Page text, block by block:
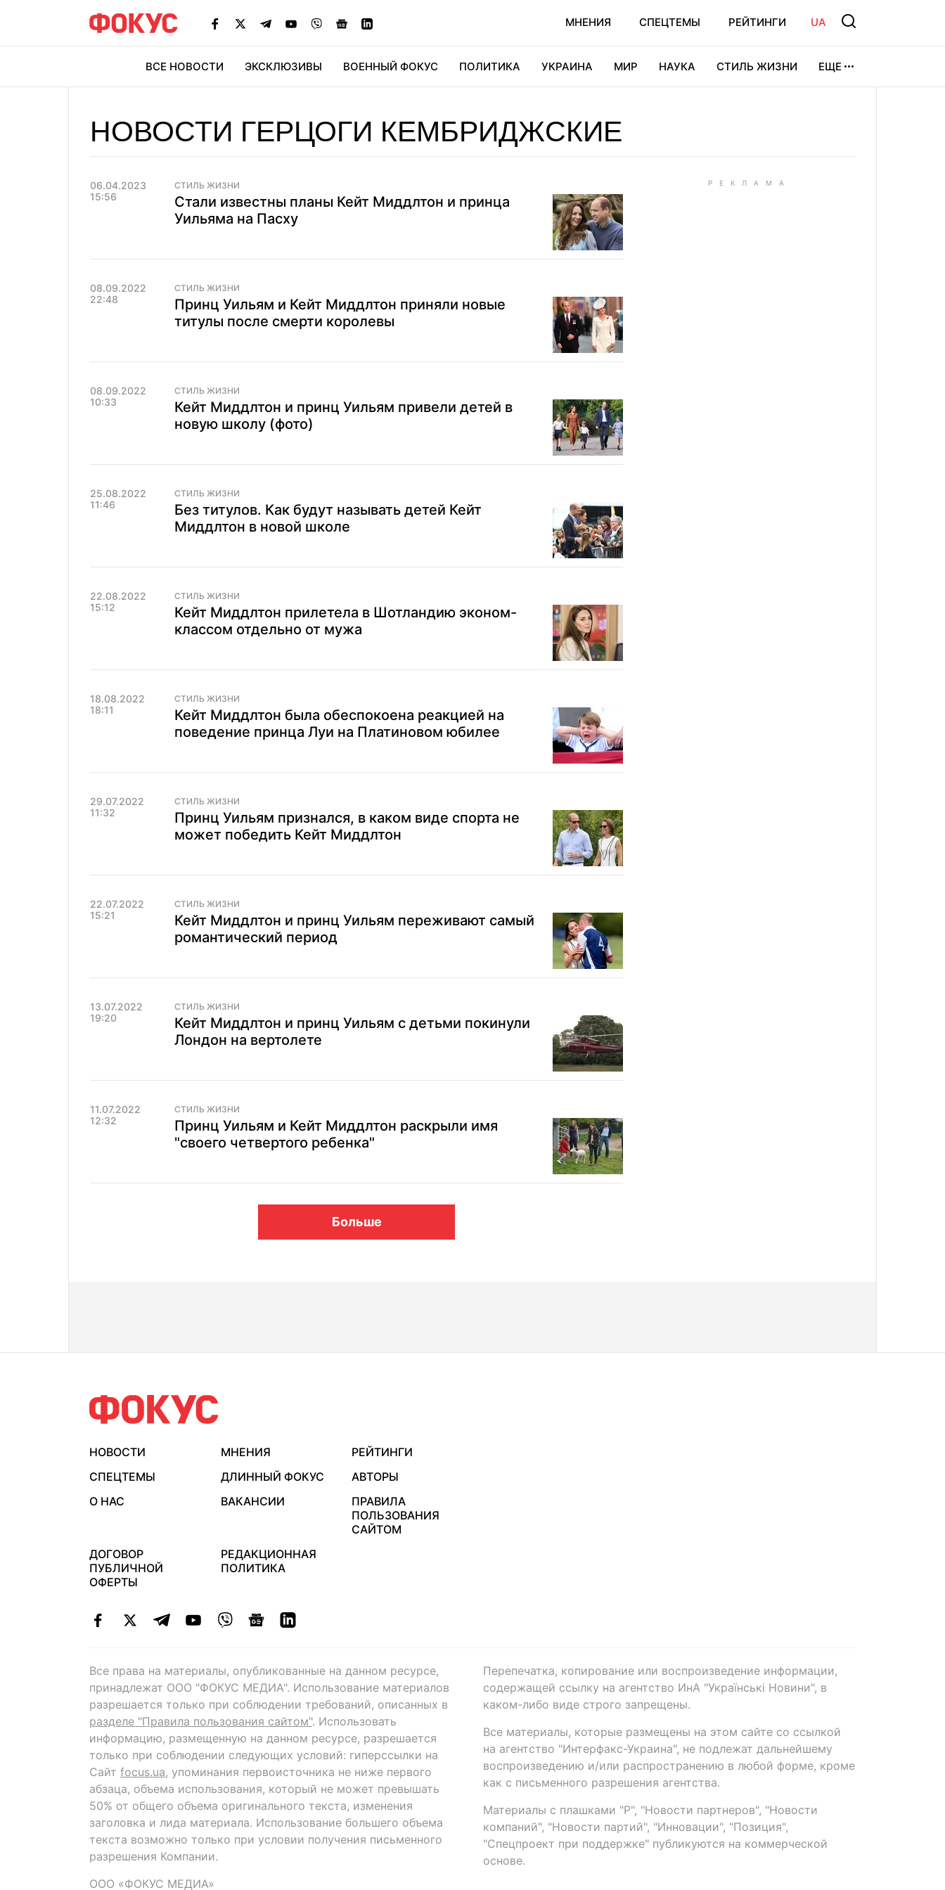
МНЕНИЯ СПЕЦТЕМЫ РЕЙТИНГИ UA
ВСЕ НОВОСТИ ЭКСКЛЮЗИВЫ ВОЕННЫЙ ФОКУС ПОЛИТИКА УКРАИНА МИР НАУКА СТИЛЬ ЖИЗНИ ЕЩЕ
НОВОСТИ ГЕРЦОГИ КЕМБРИДЖСКИЕ
06.04.2023
15:56
СТИЛЬ ЖИЗНИ
Стали известны планы Кейт Миддлтон и принца
Уильяма на Пасху
08.09.2022
22:48
СТИЛЬ ЖИЗНИ
Принц Уильям и Кейт Миддлтон приняли новые
титулы после смерти королевы
08.09.2022
10:33
СТИЛЬ ЖИЗНИ
Кейт Миддлтон и принц Уильям привели детей в
новую школу (фото)
25.08.2022
11:46
СТИЛЬ ЖИЗНИ
Без титулов. Как будут называть детей Кейт
Миддлтон в новой школе
22.08.2022
15:12
СТИЛЬ ЖИЗНИ
Кейт Миддлтон прилетела в Шотландию эконом-
классом отдельно от мужа
18.08.2022
18:11
СТИЛЬ ЖИЗНИ
Кейт Миддлтон была обеспокоена реакцией на
поведение принца Луи на Платиновом юбилее
29.07.2022
11:32
СТИЛЬ ЖИЗНИ
Принц Уильям признался, в каком виде спорта не
может победить Кейт Миддлтон
22.07.2022
15:21
СТИЛЬ ЖИЗНИ
Кейт Миддлтон и принц Уильям переживают самый
романтический период
13.07.2022
19:20
СТИЛЬ ЖИЗНИ
Кейт Миддлтон и принц Уильям с детьми покинули
Лондон на вертолете
11.07.2022
12:32
СТИЛЬ ЖИЗНИ
Принц Уильям и Кейт Миддлтон раскрыли имя
"своего четвертого ребенка"
Больше
НОВОСТИ МНЕНИЯ
РЕЙТИНГИ
СПЕЦТЕМЫ
ДЛИННЫЙ ФОКУС
АВТОРЫ
О НАС
ВАКАНСИИ
ПРАВИЛА
ПОЛЬЗОВАНИЯ
САЙТОМ
ДОГОВОР
ПУБЛИЧНОЙ
ОФЕРТЫ
РЕДАКЦИОННАЯ
ПОЛИТИКА
Все права на материалы, опубликованные на данном ресурсе,
принадлежат ООО "ФОКУС МЕДИА". Использование материалов
разрешается только при соблюдении требований, описанных в
разделе "Правила пользования сайтом". Использовать
информацию, размещенную на данном ресурсе, разрешается
только при соблюдении следующих условий: гиперссылки на
Сайт focus.ua, упоминания первоисточника не ниже первого
абзаца, объема использования, который не может превышать
50% от общего объема оригинального текста, изменения
заголовка и лида материала. Использование большего объема
текста возможно только при условии получения письменного
разрешения Компании.
ООО «ФОКУС МЕДИА»
Перепечатка, копирование или воспроизведение информации,
содержащей ссылку на агентство ИнА "Українські Новини", в
каком-либо виде строго запрещены.
Все материалы, которые размещены на этом сайте со ссылкой
на агентство "Интерфакс-Украина", не подлежат дальнейшему
воспроизведению и/или распространению в любой форме, кроме
как с письменного разрешения агентства.
Материалы с плашками "Р", "Новости партнеров", "Новости
компаний", "Новости партий", "Инновации", "Позиция",
"Спецпроект при поддержке" публикуются на коммерческой
основе.